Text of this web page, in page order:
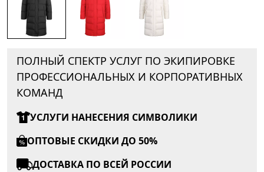
ПОЛНЫЙ СПЕКТР УСЛУГ ПО ЭКИПИРОВКЕ
ПРОФЕССИОНАЛЬНЫХ И КОРПОРАТИВНЫХ
КОМАНД
УСЛУГИ НАНЕСЕНИЯ СИМВОЛИКИ
ОПТОВЫЕ СКИДКИ ДО 50%
ДОСТАВКА ПО ВСЕЙ РОССИИ